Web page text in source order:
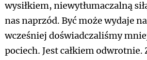
wysiłkiem, niewytłumaczalną
nas naprzód. Być może wydaje
wcześniej doświadczaliśmy
pociech. Jest całkiem odwrotnie.